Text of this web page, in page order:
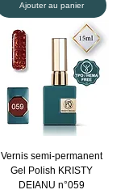
Ajouter au panier
Vernis semi-permanent
Gel Polish KRISTY
DEIANU n°059